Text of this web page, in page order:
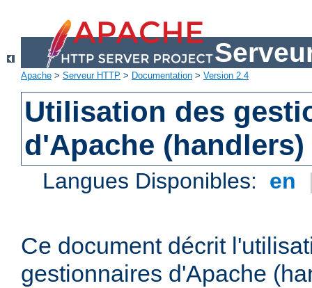
Apache > Serveur HTTP > Documentation > Version 2.4
Utilisation des
d'Apache (handlers)
Langues Disponibles: en
Ce document décrit
gestionnaires d'Apache